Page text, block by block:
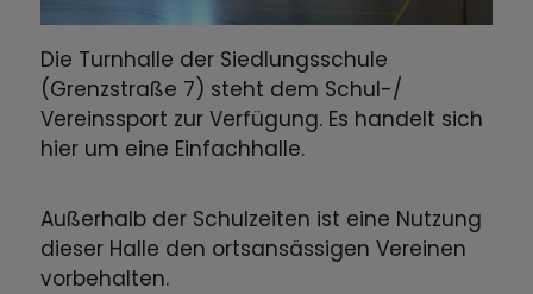
Die Turnhalle der Siedlungsschule
(Grenzstraße 7) steht dem Schul-/
Vereinssport zur Verfügung. Es handelt sich
hier um eine Einfachhalle.
Außerhalb der Schulzeiten ist eine Nutzung
dieser Halle den ortsansässigen Vereinen
vorbehalten.